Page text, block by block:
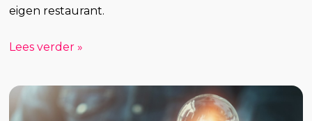
eigen restaurant.
Lees verder »